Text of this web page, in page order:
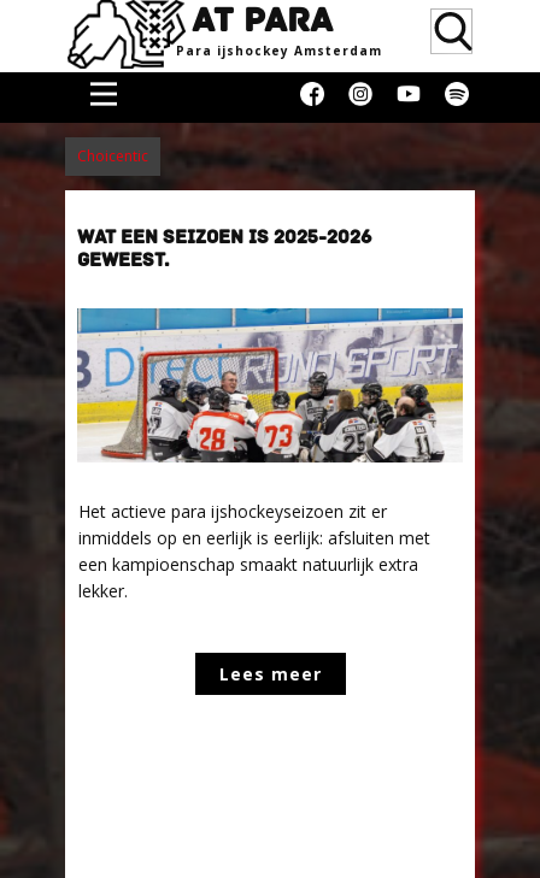
AT PARA
Para ijsho​ckey Amsterdam
Doneren
Media &
Erkenning
Women
Over
Blog
Contact
Donaties
Choicentic
WAT EEN SEIZOEN IS 2025-2026
GEWEEST.
Het actieve para ijshockeyseizoen zit er
inmiddels op en eerlijk is eerlijk: afsluiten met
een kampioenschap smaakt natuurlijk extra
lekker.
Lees meer